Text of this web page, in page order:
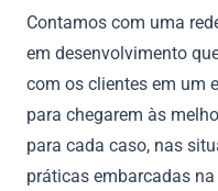
Contamos com uma
em desenvolvimento
com os clientes em um
para chegarem às
para cada caso, nas
práticas embarcadas